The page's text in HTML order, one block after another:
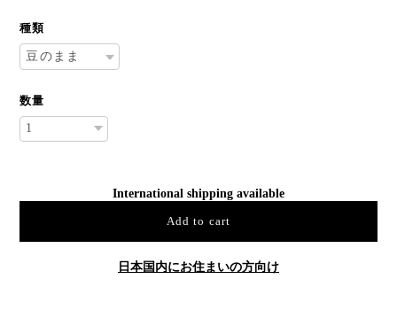
種類
数量
International shipping available
Add to cart
日本国内にお住まいの方向け